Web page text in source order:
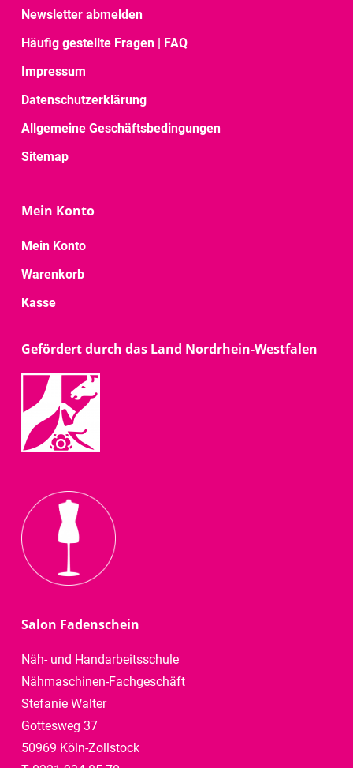
Newsletter abmelden
Häufig gestellte Fragen | FAQ
Impressum
Datenschutzerklärung
Allgemeine Geschäftsbedingungen
Sitemap
Mein Konto
Mein Konto
Warenkorb
Kasse
Gefördert durch das Land Nordrhein-Westfalen
Salon Fadenschein
Näh- und Handarbeitsschule
Nähmaschinen-Fachgeschäft
Stefanie Walter
Gottesweg 37
50969 Köln-Zollstock